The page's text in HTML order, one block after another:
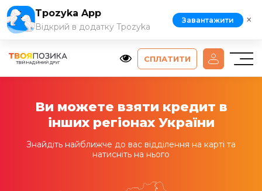
СПЛАТИТИ
Ви можете взяти кредит в
інших регіонах України
Знайдіть найближче до вас відділення на карті та
натисніть на нього
Tpozyka App
Відкрий в додатку Tpozyka
Завантажити ×